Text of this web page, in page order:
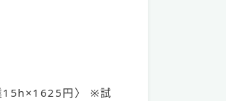
円〉 ※試